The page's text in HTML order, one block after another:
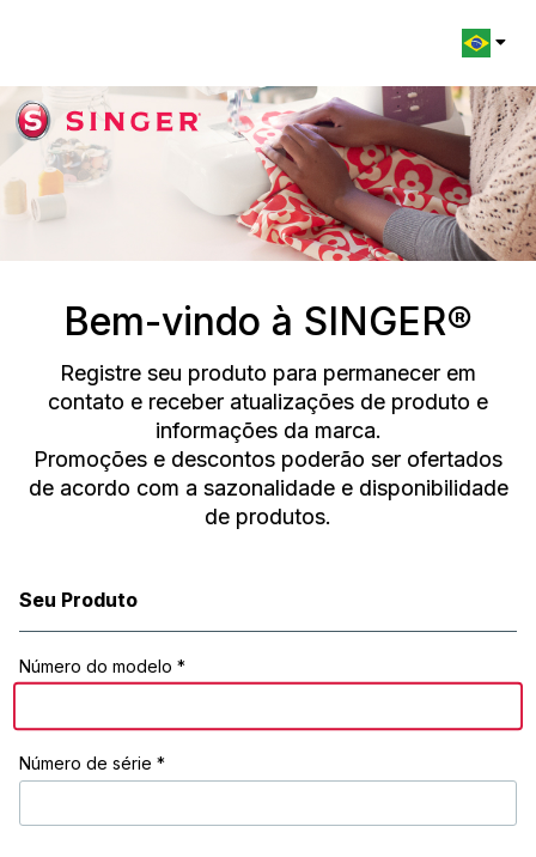
Change
Bem-vindo à SINGER®
Registre seu produto para permanecer em
contato e receber atualizações de produto e
informações da marca.
Promoções e descontos poderão ser ofertados
de acordo com a sazonalidade e disponibilidade
de produtos.
Registration Form
Seu Produto
Número do modelo *
Número de série *